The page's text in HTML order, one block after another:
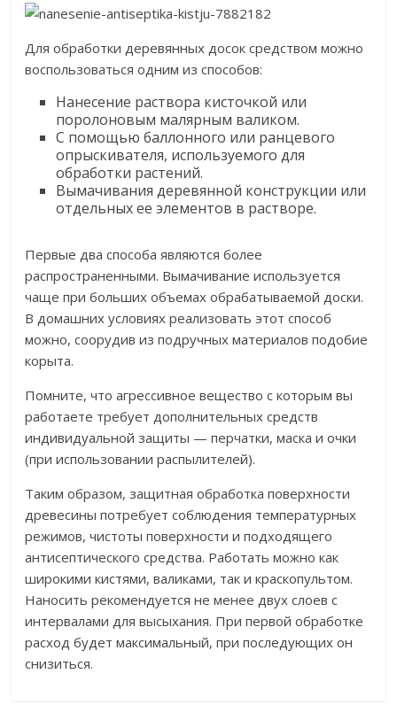
Для обработки деревянных досок средством можно
воспользоваться одним из способов:
Нанесение раствора кисточкой или
поролоновым малярным валиком.
С помощью баллонного или ранцевого
опрыскивателя, используемого для
обработки растений.
Вымачивания деревянной конструкции или
отдельных ее элементов в растворе.
Первые два способа являются более
распространенными. Вымачивание используется
чаще при больших объемах обрабатываемой доски.
В домашних условиях реализовать этот способ
можно, соорудив из подручных материалов подобие
корыта.
Помните, что агрессивное вещество с которым вы
работаете требует дополнительных средств
индивидуальной защиты — перчатки, маска и очки
(при использовании распылителей).
Таким образом, защитная обработка поверхности
древесины потребует соблюдения температурных
режимов, чистоты поверхности и подходящего
антисептического средства. Работать можно как
широкими кистями, валиками, так и краскопультом.
Наносить рекомендуется не менее двух слоев с
интервалами для высыхания. При первой обработке
расход будет максимальный, при последующих он
снизиться.